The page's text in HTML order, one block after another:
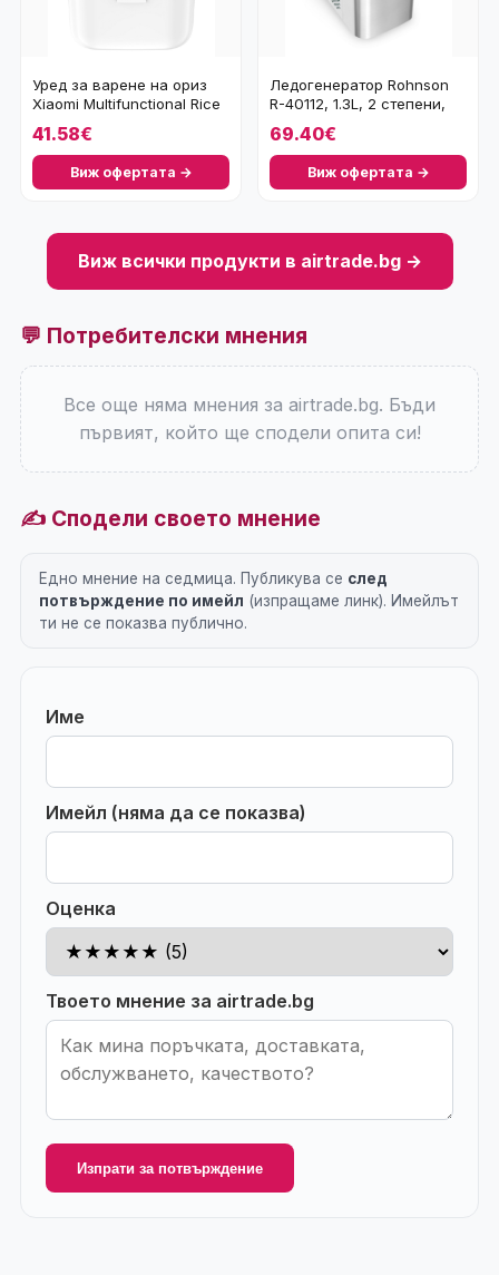
Уред за варене на ориз
Xiaomi Multifunctional Rice
41.58€
Виж офертата →
Ледогенератор Rohnson
R-40112, 1.3L, 2 степени,
69.40€
Виж офертата →
Виж всички продукти в airtrade.bg →
💬 Потребителски мнения
Все още няма мнения за airtrade.bg. Бъди
първият, който ще сподели опита си!
✍️ Сподели своето мнение
Едно мнение на седмица. Публикува се след
потвърждение по имейл (изпращаме линк). Имейлът
ти не се показва публично.
Име
Имейл (няма да се показва)
Оценка
Твоето мнение за airtrade.bg
Изпрати за потвърждение